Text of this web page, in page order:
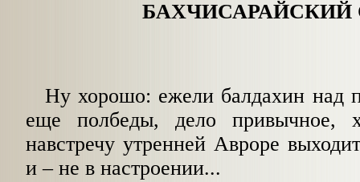
БАХЧИСАРАЙСКИЙ
Ну хорошо: ежели балдахин над
еще полбеды, дело привычное,
навстречу утренней Авроре
и–не в настроении...